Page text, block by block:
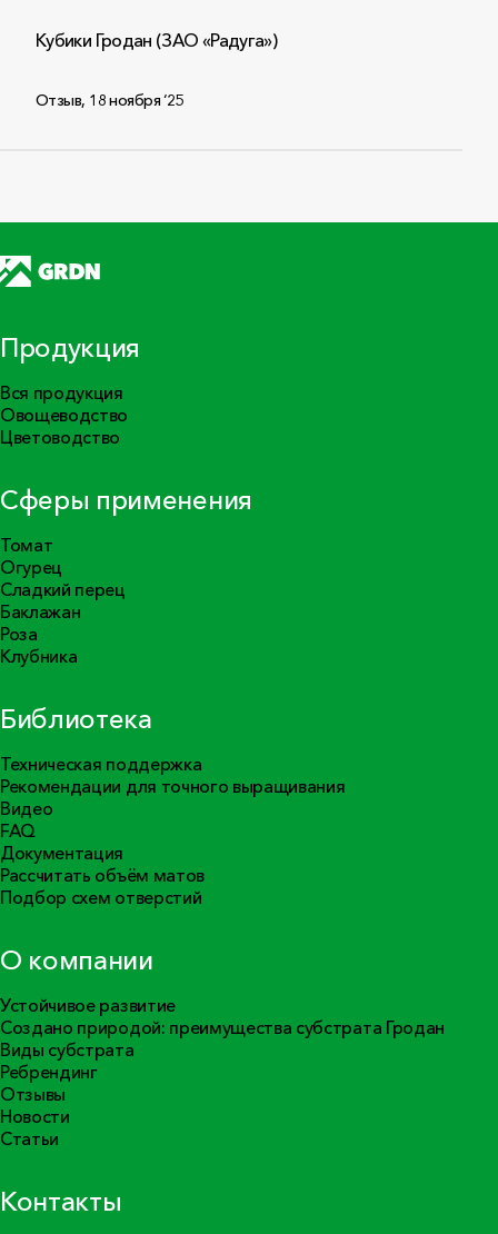
Кубики Гродан (ЗАО «Радуга»)
Отзыв, 18 ноября ‘25
Продукция
Вся продукция
Овощеводство
Цветоводство
Сферы применения
Томат
Огурец
Сладкий перец
Баклажан
Роза
Клубника
Библиотека
Техническая поддержка
Рекомендации для точного выращивания
Видео
FAQ
Документация
Рассчитать объём матов
Подбор схем отверстий
О компании
Устойчивое развитие
Создано природой: преимущества субстрата Гродан
Виды субстрата
Ребрендинг
Отзывы
Новости
Статьи
Контакты